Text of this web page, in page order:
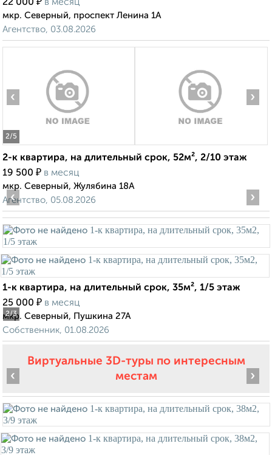
22 000
в месяц
мкр. Северный, проспект Ленина 1А
Агентство, 03.08.2026
2/5
‹ ›
2-к квартира, на длительный срок, 52м², 2/10 этаж
19 500 ₽ в месяц
мкр. Северный, Жулябина 18А
Агентство, 05.08.2026
2/3
‹ ›
1-к квартира, на длительный срок, 35м², 1/5 этаж
25 000 ₽ в месяц
мкр. Северный, Пушкина 27А
Собственник, 01.08.2026
Виртуальные 3D-туры по интересным
местам
‹ ›